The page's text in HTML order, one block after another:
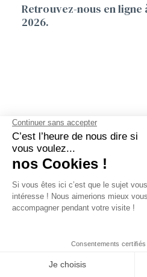
Retrouvez-nous en ligne
2026.